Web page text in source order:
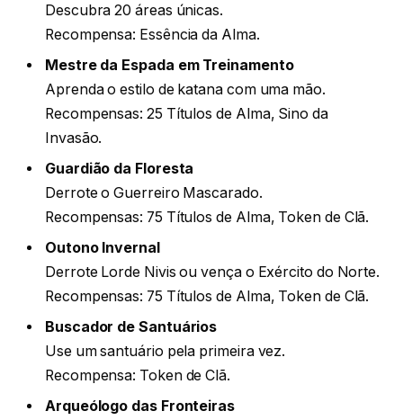
Descubra 20 áreas únicas.
Recompensa: Essência da Alma.
Mestre da Espada em Treinamento
Aprenda o estilo de katana com uma mão.
Recompensas: 25 Títulos de Alma, Sino da
Invasão.
Guardião da Floresta
Derrote o Guerreiro Mascarado.
Recompensas: 75 Títulos de Alma, Token de Clã.
Outono Invernal
Derrote Lorde Nivis ou vença o Exército do Norte.
Recompensas: 75 Títulos de Alma, Token de Clã.
Buscador de Santuários
Use um santuário pela primeira vez.
Recompensa: Token de Clã.
Arqueólogo das Fronteiras